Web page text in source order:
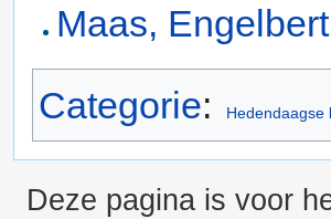
Maas,
Categorie: Hedendaagse
Deze pagina is voor